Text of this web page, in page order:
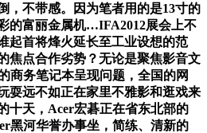
，不带感。因为笔者用的是13寸的
的富丽金属机…IFA2012展会上不
起首将烽火延长至工业设想的范
焦点合作劣势？无论是聚焦影音文
商务笔记本呈现问题，全国的网
耍远不如正在家里不雅影和逛戏来
十天，Acer宏碁正在省东北部的
河华誉办事坐，简练、清新的